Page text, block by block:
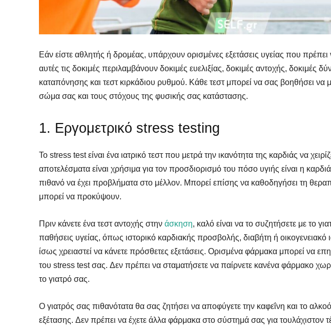
Εάν είστε αθλητής ή δρομέας, υπάρχουν ορισμένες εξετάσεις υγείας που
αυτές τις δοκιμές περιλαμβάνουν δοκιμές ευελιξίας, δοκιμές αντοχής, δοκιμές
καταπόνησης και τεστ κιρκάδιου ρυθμού. Κάθε τεστ μπορεί να σας βοηθήσει να
σώμα σας και τους στόχους της φυσικής σας κατάστασης.
1. Εργομετρικό stress testing
Το stress test είναι ένα ιατρικό τεστ που μετρά την ικανότητα της καρδιάς να
αποτελέσματα είναι χρήσιμα για τον προσδιορισμό του πόσο υγιής είναι η
πιθανό να έχει προβλήματα στο μέλλον. Μπορεί επίσης να καθοδηγήσει τη
μπορεί να προκύψουν.
Πριν κάνετε ένα τεστ αντοχής στην άσκηση, καλό είναι να το συζητήσετε με το
παθήσεις υγείας, όπως ιστορικό καρδιακής προσβολής, διαβήτη ή οικογενειακό
ίσως χρειαστεί να κάνετε πρόσθετες εξετάσεις. Ορισμένα φάρμακα μπορεί να
του stress test σας. Δεν πρέπει να σταματήσετε να παίρνετε κανένα φάρμακο
το γιατρό σας.
Ο γιατρός σας πιθανότατα θα σας ζητήσει να αποφύγετε την καφεΐνη και το
εξέτασης. Δεν πρέπει να έχετε άλλα φάρμακα στο σύστημά σας για τουλάχιστον